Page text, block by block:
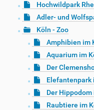
Hochwildpark
Adler- und
Köln - Zoo
Amphibien im
Aquarium im
Der
Elefantenpark
Der
Raubtiere im